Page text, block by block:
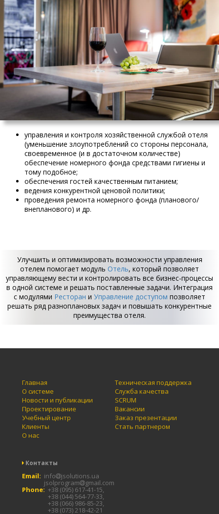
управления и контроля хозяйственной службой отеля
(уменьшение злоупотреблений со стороны персонала,
своевременное (и в достаточном количестве)
обеспечение номерного фонда средствами гигиены и
тому подобное;
обеспечения гостей качественным питанием;
ведения конкурентной ценовой политики;
проведения ремонта номерного фонда (планового/
внепланового) и др.
Улучшить и оптимизировать возможности управления
отелем помогает модуль Отель, который позволяет
управляющему вести и контролировать все бизнес-процессы
в одной системе и решать поставленные задачи. Интеграция
с модулями Ресторан и Управление доступом позволяет
решать ряд разноплановых задач и повышать конкурентные
преимущества отеля.
Главная
О системе
Новости и публикации
Проектирование
Учебный центр
Клиенты
О нас
Техническая поддержка
Служба качества
SCRUM
Вакансии
Заказ презентации
Стать партнером
Контакты
Email: info jsolutions.ua
jsolprogram gmail.com
Phone: +38 (095) 617-41-15,
+38 (044) 564-77-33,
+38 (066) 986-85-23,
+38 (073) 218-42-21